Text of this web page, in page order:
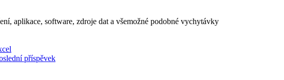
aplikace, software, zdroje dat a všemožné podobné vychytávky
příspěvek